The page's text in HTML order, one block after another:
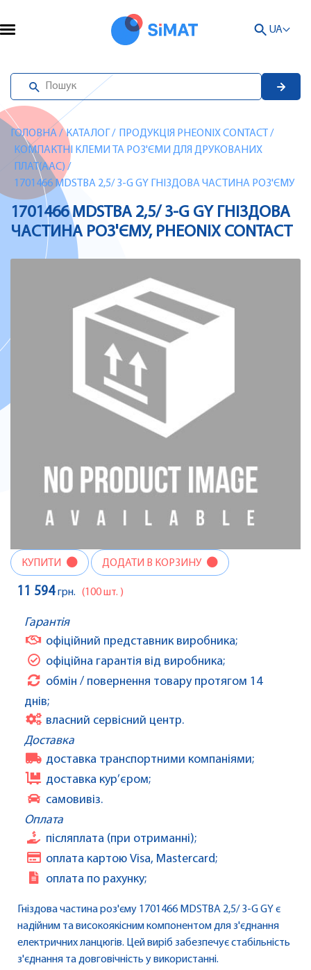
UA
ГОЛОВНА/ КАТАЛОГ / ПРОДУКЦІЯ PHEONIX CONTACT /
КОМПАКТНІ КЛЕМИ ТА РОЗ'ЄМИ ДЛЯ ДРУКОВАНИХ
ПЛАТ(AAC) /
1701466 MDSTBA 2,5/ 3-G GY ГНІЗДОВА ЧАСТИНА РОЗ'ЄМУ
1701466 MDSTBA 2,5/ 3-G GY ГНІЗДОВА
ЧАСТИНА РОЗ'ЄМУ, PHEONIX CONTACT
КУПИТИ ДОДАТИ В КОРЗИНУ
11 594грн. (100 шт. )
Гарантія
офіційний представник виробника;
офіційна гарантія від виробника;
обмін / повернення товару протягом 14
днів;
власний сервісний центр.
Доставка
доставка транспортними компаніями;
доставка кур’єром;
самовивіз.
Оплата
післяплата (при отриманні);
оплата картою Visa, Mastercard;
оплата по рахунку;
Гніздова частина роз'єму 1701466 MDSTBA 2,5/ 3-G GY є
надійним та високоякісним компонентом для з'єднання
електричних ланцюгів. Цей виріб забезпечує стабільність
з'єднання та довговічність у використанні.